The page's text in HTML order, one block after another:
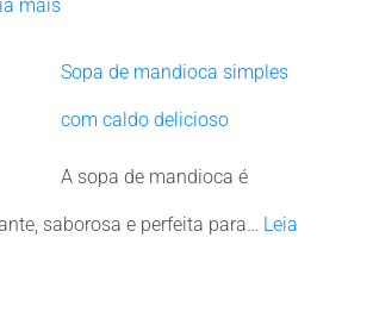
mais
Sopa de mandioca simples
com caldo delicioso
A sopa de mandioca é
saborosa e perfeita para… Leia